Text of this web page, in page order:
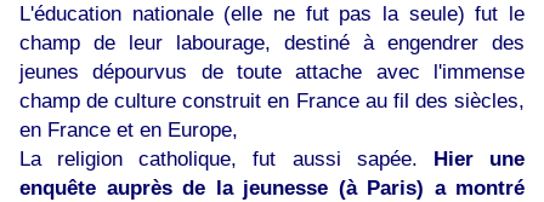
L'éducation nationale (elle ne fut pas la seule) fut le
champ de leur labourage, destiné à engendrer des
jeunes dépourvus de toute attache avec l'immense
champ de culture construit en France au fil des siècles,
en France et en Europe,
La religion catholique, fut aussi sapée. Hier une
enquête auprès de la jeunesse (à Paris) a montré